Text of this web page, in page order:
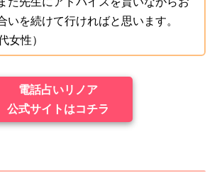
いを続けて行ければと思います。
女性）
電話占いリノア
公式サイトはコチラ